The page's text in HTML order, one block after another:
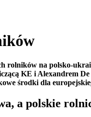
rolników na polsko-
KE i Alexandrem
środki dla
a polskie